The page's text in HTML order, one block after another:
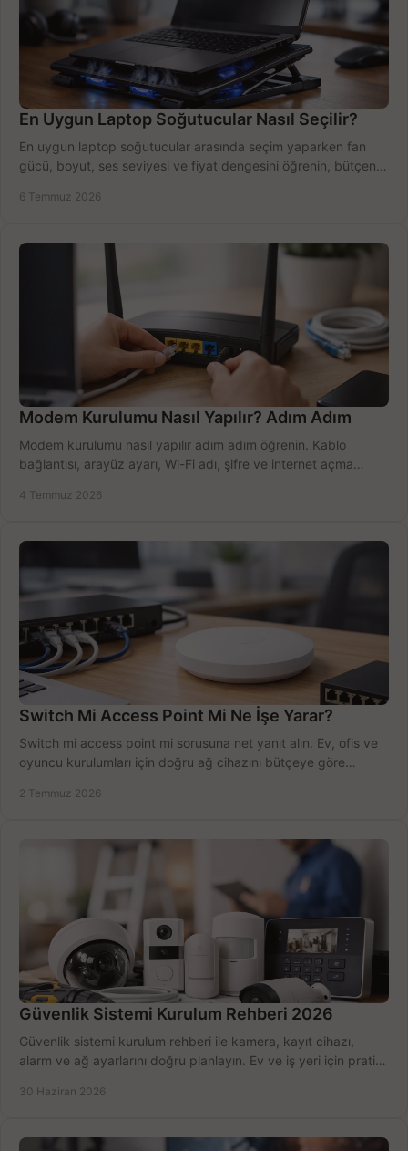
En Uygun Laptop Soğutucular Nasıl Seçilir?
En uygun laptop soğutucular arasında seçim yaparken fan
gücü, boyut, ses seviyesi ve fiyat dengesini öğrenin, bütçenizi
6 Temmuz 2026
Modem Kurulumu Nasıl Yapılır? Adım Adım
Modem kurulumu nasıl yapılır adım adım öğrenin. Kablo
bağlantısı, arayüz ayarı, Wi-Fi adı, şifre ve internet açma
4 Temmuz 2026
Switch Mi Access Point Mi Ne İşe Yarar?
Switch mi access point mi sorusuna net yanıt alın. Ev, ofis ve
oyuncu kurulumları için doğru ağ cihazını bütçeye göre
2 Temmuz 2026
Güvenlik Sistemi Kurulum Rehberi 2026
Güvenlik sistemi kurulum rehberi ile kamera, kayıt cihazı,
alarm ve ağ ayarlarını doğru planlayın. Ev ve iş yeri için pratik
30 Haziran 2026